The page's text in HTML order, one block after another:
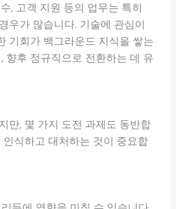
, 고객 지원 등의 업무는 특히
우가 많습니다. 기술에 관심이
기회가 백그라운드 지식을 쌓는
향후 정규직으로 전환하는 데 유
만, 몇 가지 도전 과제도 동반합
식하고 대처하는 것이 중요합